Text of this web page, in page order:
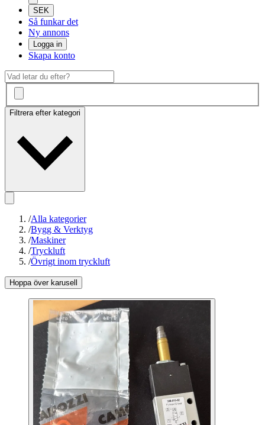
SEK
Så funkar det
Ny annons
Logga in
Skapa konto
Filtrera efter kategori
/Alla kategorier
/Bygg & Verktyg
/Maskiner
/Tryckluft
/Övrigt inom tryckluft
Hoppa över karusell